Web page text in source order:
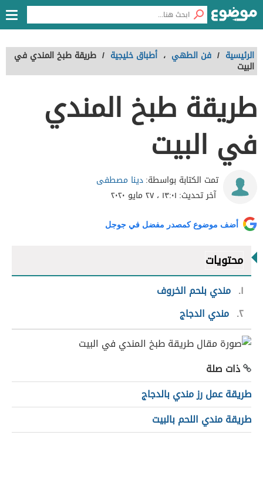
الرئيسية / فن الطهي ، أطباق خليجية / طريقة طبخ المندي في
البيت
طريقة طبخ المندي
في البيت
تمت الكتابة بواسطة:دينا مصطفى
آخر تحديث: ١٣:٠١ ، ٢٧ مايو ٢٠٢٠
أضف موضوع كمصدر مفضل في جوجل
محتويات
١ مندي بلحم الخروف
٢ مندي الدجاج
ذات صلة
طريقة عمل رز مندي بالدجاج
طريقة مندي اللحم بالبيت